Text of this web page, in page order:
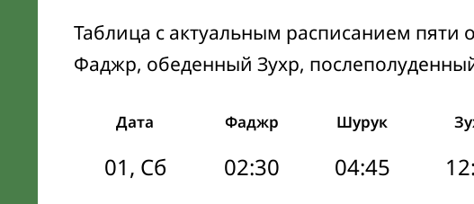
Таблица с актуальным расписанием пяти
Фаджр, обеденный Зухр,
Дата Фаджр Шурук
01, Сб 02:30 04:45